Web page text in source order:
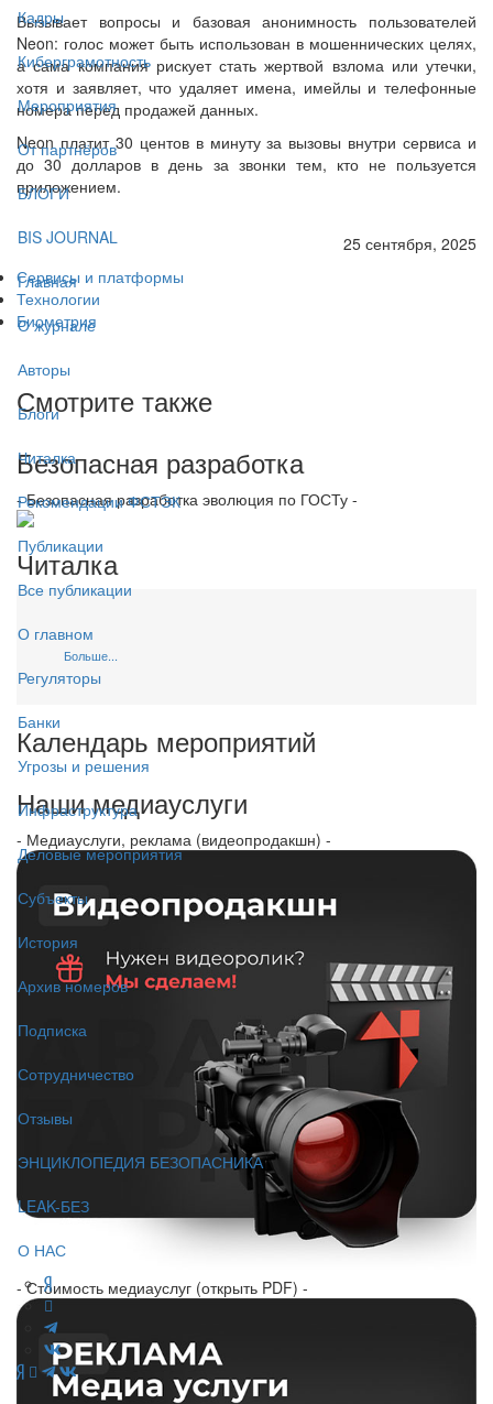
Кадры
Киберграмотность
Мероприятия
От партнёров
БЛОГИ
BIS JOURNAL
Главная
О журнале
Авторы
Блоги
Читалка
Рекомендации ФСТЭК
Публикации
Все публикации
О главном
Регуляторы
Банки
Угрозы и решения
Инфраструктура
Деловые мероприятия
Субъекты
История
Архив номеров
Подписка
Сотрудничество
Отзывы
ЭНЦИКЛОПЕДИЯ БЕЗОПАСНИКА
LEAK-БЕЗ
О НАС
Вызывает вопросы и базовая анонимность пользователей
Neon: голос может быть использован в мошеннических целях,
а сама компания рискует стать жертвой взлома или утечки,
хотя и заявляет, что удаляет имена, имейлы и телефонные
номера перед продажей данных.
Neon платит 30 центов в минуту за вызовы внутри сервиса и
до 30 долларов в день за звонки тем, кто не пользуется
приложением.
25 сентября, 2025
Сервисы и платформы
Технологии
Биометрия
Смотрите также
Безопасная разработка
- Безопасная разработка эволюция по ГОСТу -
Читалка
Больше...
Календарь мероприятий
Наши медиауслуги
- Медиауслуги, реклама (видеопродакшн) -
- Стоимость медиауслуг (открыть PDF) -